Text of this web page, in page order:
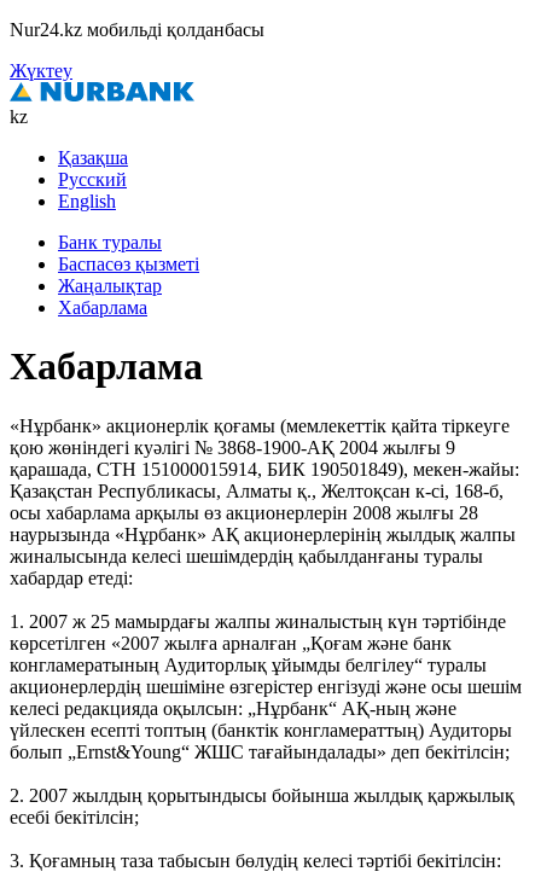
Nur24.kz мобильді қолданбасы
Жүктеу
kz
Қазақша
Русский
English
Банк туралы
Баспасөз қызметі
Жаңалықтар
Хабарлама
Хабарлама
«Нұрбанк» акционерлік қоғамы (мемлекеттік қайта тіркеуге
қою жөніндегі куәлігі № 3868-1900-АҚ 2004 жылғы 9
қарашада, СТН 151000015914, БИК 190501849), мекен-жайы:
Қазақстан Республикасы, Алматы қ., Желтоқсан к-сі, 168-б,
осы хабарлама арқылы өз акционерлерін 2008 жылғы 28
наурызында «Нұрбанк» АҚ акционерлерінің жылдық жалпы
жиналысында келесі шешімдердің қабылданғаны туралы
хабардар етеді:
1. 2007 ж 25 мамырдағы жалпы жиналыстың күн тәртібінде
көрсетілген «2007 жылға арналған „Қоғам және банк
конгламератының Аудиторлық ұйымды белгілеу“ туралы
акционерлердің шешіміне өзгерістер енгізуді және осы шешім
келесі редакцияда оқылсын: „Нұрбанк“ АҚ-ның және
үйлескен есепті топтың (банктік конгламераттың) Аудиторы
болып „Ernst&Young“ ЖШС тағайындалады» деп бекітілсін;
2. 2007 жылдың қорытындысы бойынша жылдық қаржылық
есебі бекітілсін;
3. Қоғамның таза табысын бөлудің келесі тәртібі бекітілсін: